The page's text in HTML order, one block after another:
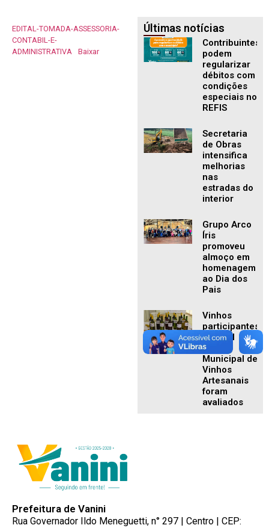
EDITAL-TOMADA-ASSESSORIA-
CONTABIL-E-
ADMINISTRATIVA
Baixar
Últimas notícias
Contribuintes
podem
regularizar
débitos com
condições
especiais no
REFIS
Secretaria
de Obras
intensifica
melhorias
nas
estradas do
interior
Grupo Arco
Íris
promoveu
almoço em
homenagem
ao Dia dos
Pais
Vinhos
participantes
da XVIII
Mostra
Municipal de
Vinhos
Artesanais
foram
avaliados
Prefeitura de Vanini
Rua Governador Ildo Meneguetti, n° 297 | Centro | CEP: